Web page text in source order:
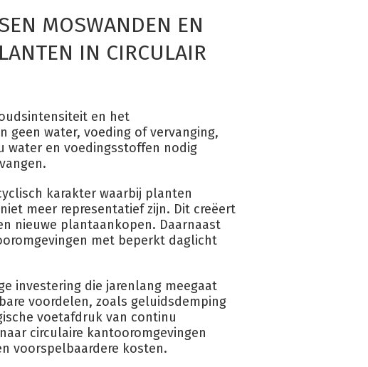
MOSWANDEN EN
IN CIRCULAIR
en het
geen water, voeding of vervanging,
en voedingsstoffen nodig
karakter waarbij planten
meer representatief zijn. Dit creëert
nieuwe plantaankopen. Daarnaast
met beperkt daglicht
investering die jarenlang meegaat
voordelen, zoals geluidsdemping
voetafdruk van continu
circulaire kantooromgevingen
voorspelbaardere kosten.